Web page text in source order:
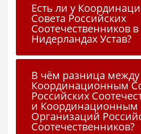
Есть ли у
Совета Российских
Соотечественников в
Нидерландах Устав?
В чём разница между
Координационным
Российских
и Координационным
Организаций
Соотечественников?